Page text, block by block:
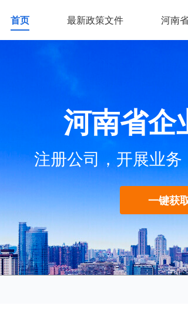
首页 最新政策文件 河南
河南省企
注册公司，开展业
一键获